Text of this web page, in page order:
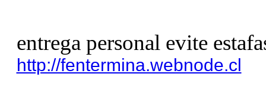
entrega personal evite
http://fentermina.webnode.cl